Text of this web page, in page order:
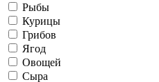
Рыбы
Курицы
Грибов
Ягод
Овощей
Сыра